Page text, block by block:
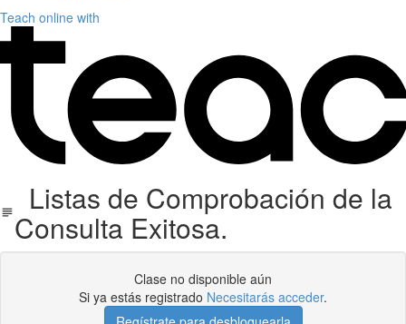
Teach online with
Listas de Comprobación de la
Consulta Exitosa.
Clase no disponible aún
Si ya estás registrado Necesitarás acceder.